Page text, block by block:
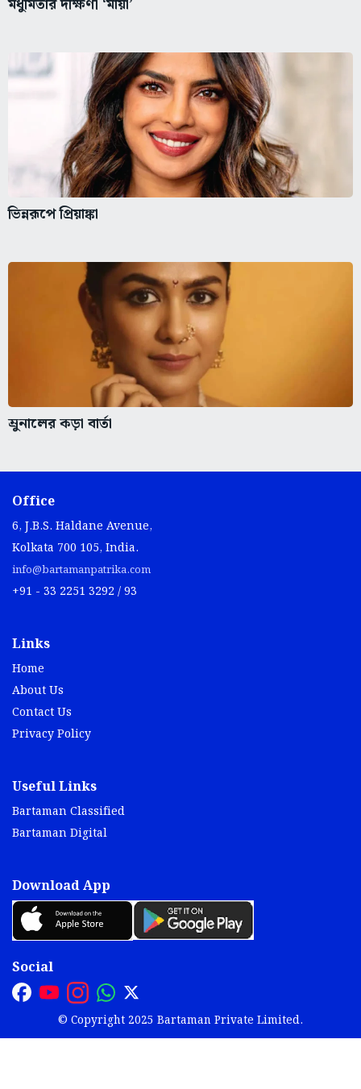
মধুমিতার দক্ষিণী ‘মায়া’
ভিন্নরূপে প্রিয়াঙ্কা
ম্রুনালের কড়া বার্তা
Office
6, J.B.S. Haldane Avenue,
Kolkata 700 105, India.
info@bartamanpatrika.com
+91 - 33 2251 3292 / 93
Links
Home
About Us
Contact Us
Privacy Policy
Useful Links
Bartaman Classified
Bartaman Digital
Download App
Social
© Copyright 2025 Bartaman Private Limited.